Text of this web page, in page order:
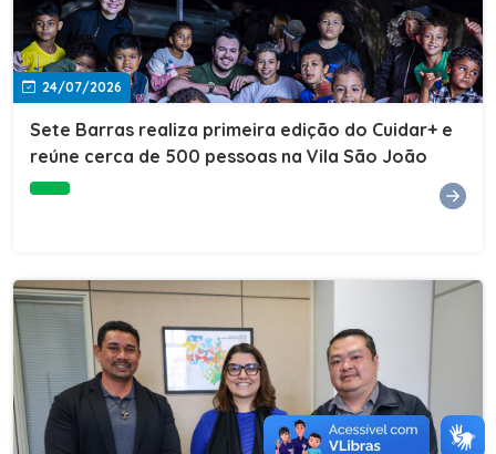
24/07/2026
Sete Barras realiza primeira edição do Cuidar+ e
reúne cerca de 500 pessoas na Vila São João